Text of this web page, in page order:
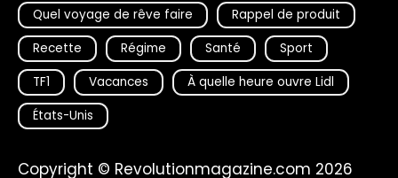
Quel voyage de rêve faire
Rappel de produit
Recette
Régime Santé
Sport
TF1
Vacances
À quelle heure ouvre Lidl
États-Unis
Copyright © Revolutionmagazine.com 2026